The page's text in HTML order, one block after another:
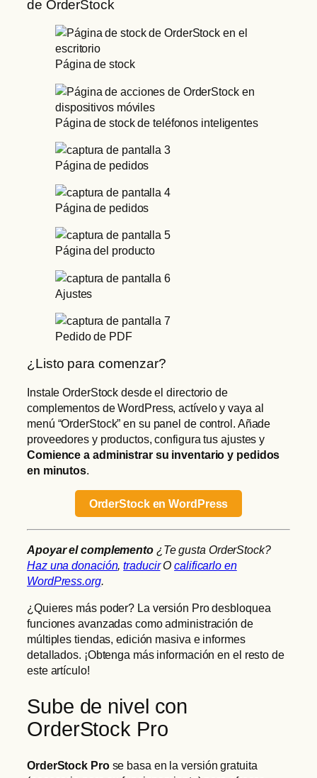
de OrderStock
Página de stock
Página de stock de teléfonos inteligentes
Página de pedidos
Página de pedidos
Página del producto
Ajustes
Pedido de PDF
¿Listo para comenzar?
Instale OrderStock desde el directorio de
complementos de WordPress, actívelo y vaya al
menú “OrderStock” en su panel de control. Añade
proveedores y productos, configura tus ajustes y
Comience a administrar su inventario y pedidos
en minutos.
OrderStock en WordPress
Apoyar el complemento¿Te gusta OrderStock?
Haz una donación,traducirOcalificarlo en
WordPress.org.
¿Quieres más poder? La versión Pro desbloquea
funciones avanzadas como administración de
múltiples tiendas, edición masiva e informes
detallados. ¡Obtenga más información en el resto de
este artículo!
Sube de nivel con
OrderStock Pro
OrderStock Prose basa en la versión gratuita